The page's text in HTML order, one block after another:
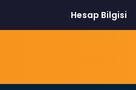
Hesap Bilgisi